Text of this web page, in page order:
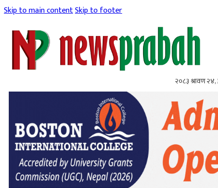
Skip to main contentSkip to footer
२०८३ श्रावण